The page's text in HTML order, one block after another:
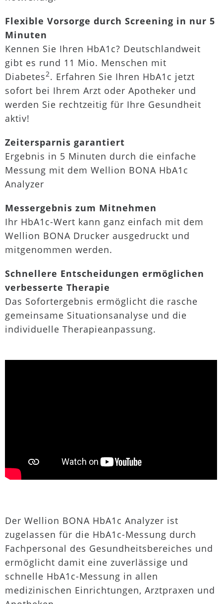
Flexible Vorsorge durch Screening in nur 5
Minuten
Kennen Sie Ihren HbA1c? Deutschlandweit
gibt es rund 11 Mio. Menschen mit
Diabetes2. Erfahren Sie Ihren HbA1c jetzt
sofort bei Ihrem Arzt oder Apotheker und
werden Sie rechtzeitig für Ihre Gesundheit
aktiv!
Zeitersparnis garantiert
Ergebnis in 5 Minuten durch die einfache
Messung mit dem Wellion BONA HbA1c
Analyzer
Messergebnis zum Mitnehmen
Ihr HbA1c-Wert kann ganz einfach mit dem
Wellion BONA Drucker ausgedruckt und
mitgenommen werden.
Schnellere Entscheidungen ermöglichen
verbesserte Therapie
Das Sofortergebnis ermöglicht die rasche
gemeinsame Situationsanalyse und die
individuelle Therapieanpassung.
Der Wellion BONA HbA1c Analyzer ist
zugelassen für die HbA1c-Messung durch
Fachpersonal des Gesundheitsbereiches und
ermöglicht damit eine zuverlässige und
schnelle HbA1c-Messung in allen
medizinischen Einrichtungen, Arztpraxen und